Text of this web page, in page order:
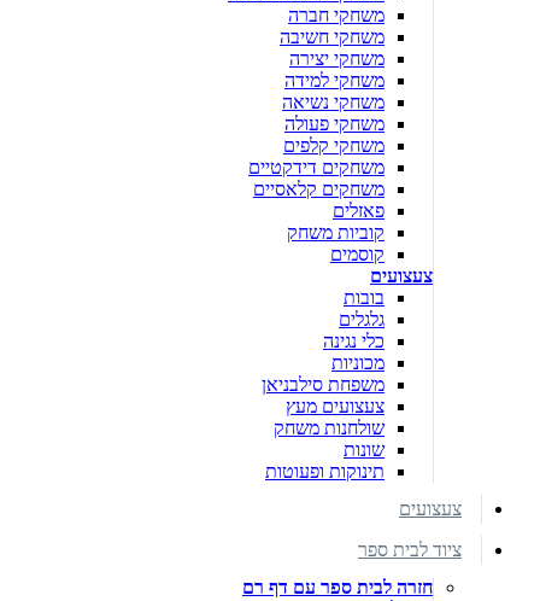
משחקי חברה
משחקי חשיבה
משחקי יצירה
משחקי למידה
משחקי נשיאה
משחקי פעולה
משחקי קלפים
משחקים דידקטיים
משחקים קלאסיים
פאזלים
קוביות משחק
קוסמים
צעצועים
בובות
גלגלים
כלי נגינה
מכוניות
משפחת סילבניאן
צעצועים מעץ
שולחנות משחק
שונות
תינוקות ופעוטות
צעצועים
ציוד לבית ספר
חזרה לבית ספר עם דף רם